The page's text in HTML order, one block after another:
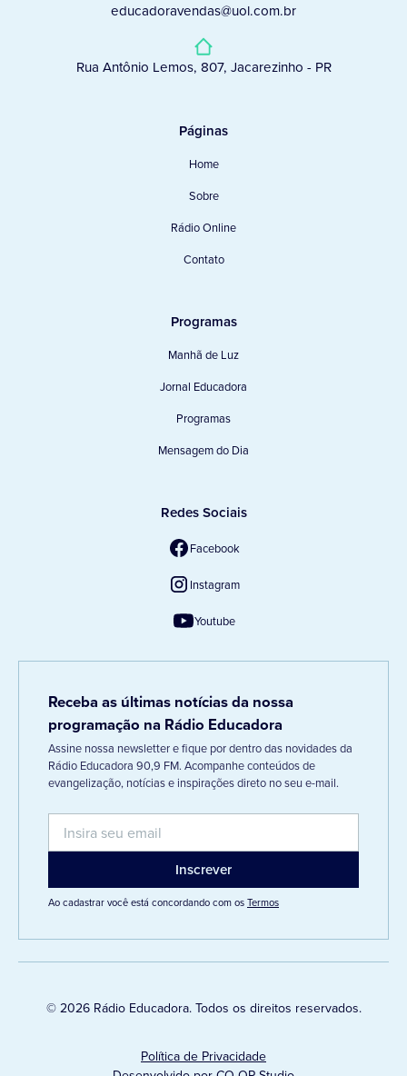
educadoravendas@uol.com.br
Rua Antônio Lemos, 807, Jacarezinho - PR
Páginas
Home
Sobre
Rádio Online
Contato
Programas
Manhã de Luz
Jornal Educadora
Programas
Mensagem do Dia
Redes Sociais
Facebook
Instagram
Youtube
Receba as últimas notícias da nossa
programação na Rádio Educadora
Assine nossa newsletter e fique por dentro das novidades da
Rádio Educadora 90,9 FM. Acompanhe conteúdos de
evangelização, notícias e inspirações direto no seu e-mail.
Ao cadastrar você está concordando com osTermos
© 2026 Rádio Educadora. Todos os direitos reservados.
Política de Privacidade